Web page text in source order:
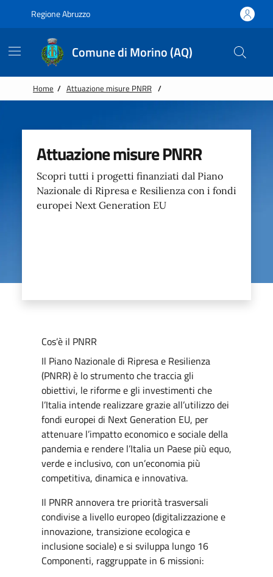
Regione Abruzzo
Comune di Morino (AQ)
Home / Attuazione misure PNRR /
Attuazione misure PNRR
Scopri tutti i progetti finanziati dal Piano
Nazionale di Ripresa e Resilienza con i fondi
europei Next Generation EU
Cos’è il PNRR
Il Piano Nazionale di Ripresa e Resilienza
(PNRR) è lo strumento che traccia gli
obiettivi, le riforme e gli investimenti che
l’Italia intende realizzare grazie all’utilizzo dei
fondi europei di Next Generation EU, per
attenuare l’impatto economico e sociale della
pandemia e rendere l’Italia un Paese più equo,
verde e inclusivo, con un’economia più
competitiva, dinamica e innovativa.
Il PNRR annovera tre priorità trasversali
condivise a livello europeo (digitalizzazione e
innovazione, transizione ecologica e
inclusione sociale) e si sviluppa lungo 16
Componenti, raggruppate in 6 missioni: